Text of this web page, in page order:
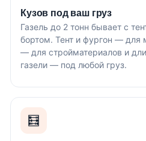
Кузов под ваш груз
Газель до 2 тонн бывает с
бортом. Тент и фургон — для
— для стройматериалов и
газели — под любой груз.
🧮